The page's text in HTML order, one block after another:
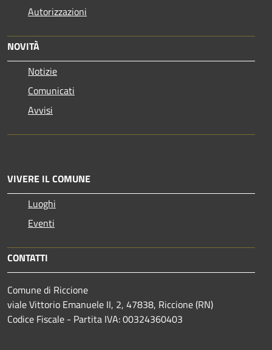
Autorizzazioni
NOVITÀ
Notizie
Comunicati
Avvisi
VIVERE IL COMUNE
Luoghi
Eventi
CONTATTI
Comune di Riccione
viale Vittorio Emanuele II, 2, 47838, Riccione (RN)
Codice Fiscale - Partita IVA: 00324360403